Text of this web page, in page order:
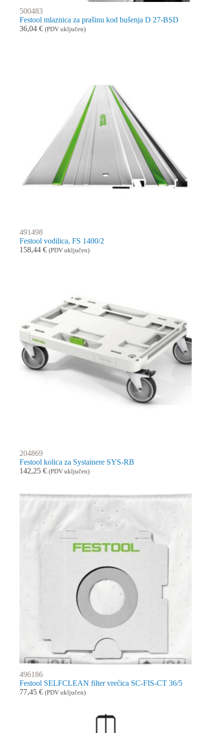
500483
Festool mlaznica za prašinu kod bušenja D 27-BSD
36,04 € (PDV uključen)
491498
Festool vodilica, FS 1400/2
158,44 € (PDV uključen)
204869
Festool kolica za Systainere SYS-RB
142,25 € (PDV uključen)
496186
Festool SELFCLEAN filter vrećica SC-FIS-CT 36/5
77,45 € (PDV uključen)